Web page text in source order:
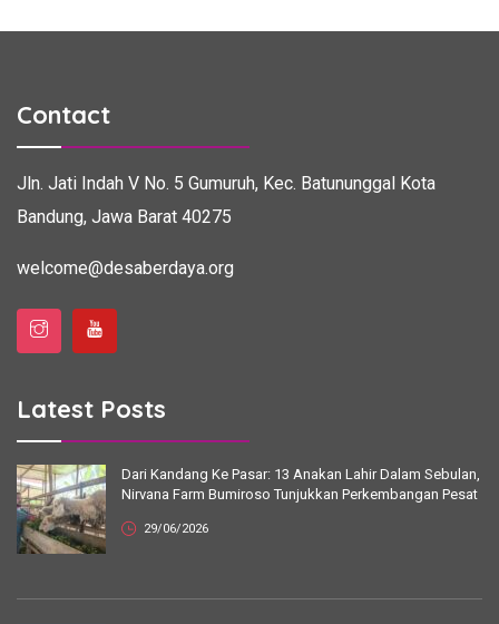
Contact
Jln. Jati Indah V No. 5 Gumuruh, Kec. Batununggal Kota
Bandung, Jawa Barat 40275
welcome@desaberdaya.org
Latest Posts
Dari Kandang Ke Pasar: 13 Anakan Lahir Dalam Sebulan,
Nirvana Farm Bumiroso Tunjukkan Perkembangan Pesat
29/06/2026